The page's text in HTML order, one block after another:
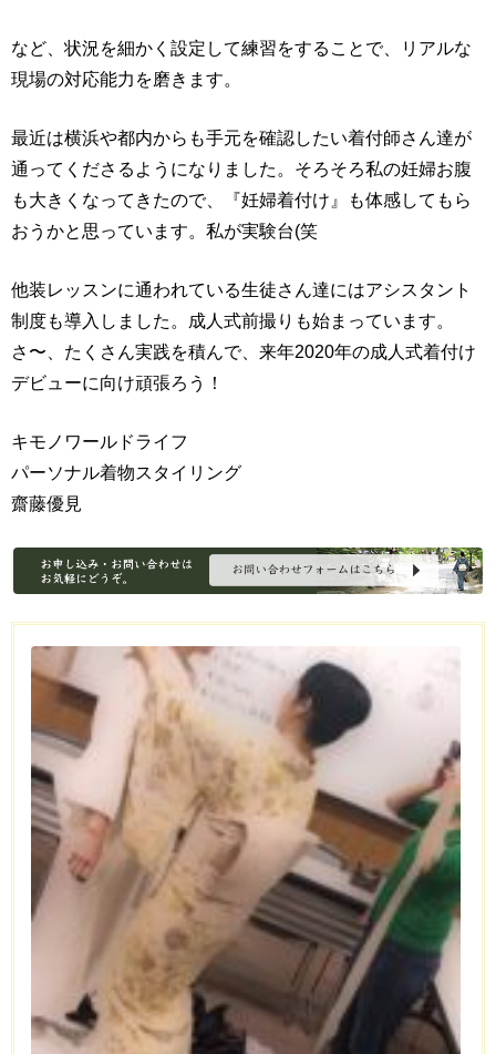
など、状況を細かく設定して練習をすることで、リアルな
現場の対応能力を磨きます。
最近は横浜や都内からも手元を確認したい着付師さん達が
通ってくださるようになりました。そろそろ私の妊婦お腹
も大きくなってきたので、『妊婦着付け』も体感してもら
おうかと思っています。私が実験台(笑
他装レッスンに通われている生徒さん達にはアシスタント
制度も導入しました。成人式前撮りも始まっています。
さ〜、たくさん実践を積んで、来年2020年の成人式着付け
デビューに向け頑張ろう！
キモノワールドライフ
パーソナル着物スタイリング
齋藤優見